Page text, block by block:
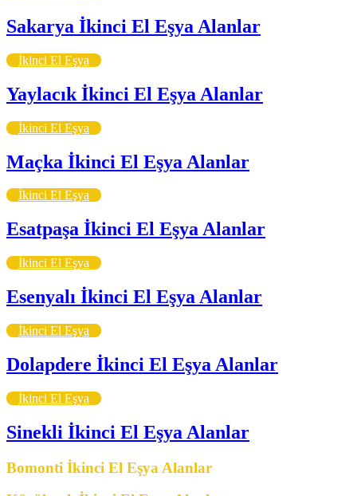
Sakarya İkinci El Eşya Alanlar
İkinci El Eşya
Yaylacık İkinci El Eşya Alanlar
İkinci El Eşya
Maçka İkinci El Eşya Alanlar
İkinci El Eşya
Esatpaşa İkinci El Eşya Alanlar
İkinci El Eşya
Esenyalı İkinci El Eşya Alanlar
İkinci El Eşya
Dolapdere İkinci El Eşya Alanlar
İkinci El Eşya
Sinekli İkinci El Eşya Alanlar
Bomonti İkinci El Eşya Alanlar